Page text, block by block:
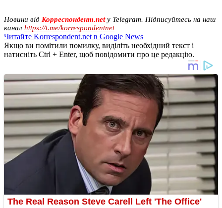
Новини від Корреспондент.netу Telegram. Підписуйтесь на наш
канал https://t.me/korrespondentnet
Читайте Korrespondent.net в Google News
Якщо ви помітили помилку, виділіть необхідний текст і
натисніть Ctrl + Enter, щоб повідомити про це редакцію.